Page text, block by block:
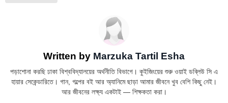
Written by Marzuka Tartil Esha
পড়াশোনা করছি ঢাকা বিশ্ববিদ্যালয়ের অর্থনীতি বিভাগে। কুইজিংয়ের শুরু ওয়াই ডব্লিউ সি এ
হায়ার সেকেন্ডারিতে। গান, গল্পের বই আর অ্যানিমে ছাড়া আমার জীবনে খুব বেশি কিছু নেই।
আর জীবনের লক্ষ্য একটাই — শিক্ষকতা করা।